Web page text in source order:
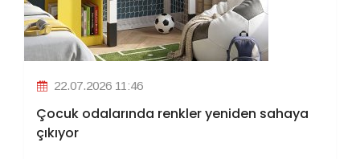
22.07.2026 11:46
Çocuk odalarında renkler yeniden sahaya
çıkıyor